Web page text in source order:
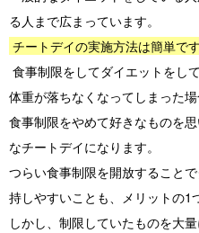
る人まで広まっています。
チートデイの実施方法は簡単です
食事制限をしてダイエットをし
体重が落ちなくなってしまった場
食事制限をやめて好きなものを
なチートデイになります。
つらい食事制限を開放すること
持しやすいことも、メリットの1
しかし、制限していたものを大